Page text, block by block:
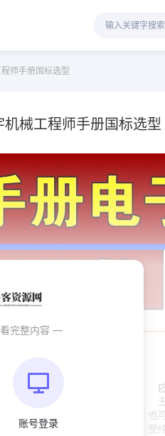
师手册国标选型
械工程师手册国标选型
完整内容 —
账号登录